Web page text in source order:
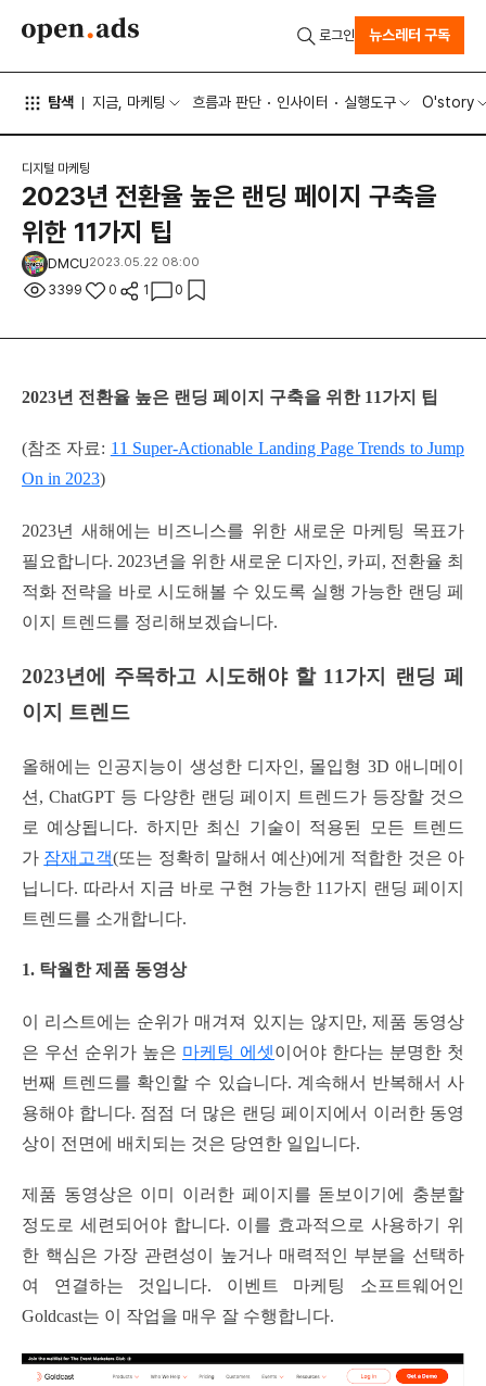
탐색 지금, 마케팅 흐름과 판단 인사이터 실행도구 O'story
로그인 뉴스레터 구독
디지털 마케팅
2023년 전환율 높은 랜딩 페이지 구축을
위한 11가지 팁
DMCU2023.05.22 08:00
3399 0 1 0
2023년 전환율 높은 랜딩 페이지 구축을 위한 11가지 팁
(참조 자료: 11 Super-Actionable Landing Page Trends to Jump
On in 2023)
2023년 새해에는 비즈니스를 위한 새로운 마케팅 목표가
필요합니다. 2023년을 위한 새로운 디자인, 카피, 전환율 최
적화 전략을 바로 시도해볼 수 있도록 실행 가능한 랜딩 페
이지 트렌드를 정리해보겠습니다.
2023년에 주목하고 시도해야 할 11가지 랜딩 페
이지 트렌드
올해에는 인공지능이 생성한 디자인, 몰입형 3D 애니메이
션, ChatGPT 등 다양한 랜딩 페이지 트렌드가 등장할 것으
로 예상됩니다. 하지만 최신 기술이 적용된 모든 트렌드
가 잠재고객(또는 정확히 말해서 예산)에게 적합한 것은 아
닙니다. 따라서 지금 바로 구현 가능한 11가지 랜딩 페이지
트렌드를 소개합니다.
1. 탁월한 제품 동영상
이 리스트에는 순위가 매겨져 있지는 않지만, 제품 동영상
은 우선 순위가 높은 마케팅 에셋이어야 한다는 분명한 첫
번째 트렌드를 확인할 수 있습니다. 계속해서 반복해서 사
용해야 합니다. 점점 더 많은 랜딩 페이지에서 이러한 동영
상이 전면에 배치되는 것은 당연한 일입니다.
제품 동영상은 이미 이러한 페이지를 돋보이기에 충분할
정도로 세련되어야 합니다. 이를 효과적으로 사용하기 위
한 핵심은 가장 관련성이 높거나 매력적인 부분을 선택하
여 연결하는 것입니다. 이벤트 마케팅 소프트웨어인
Goldcast는 이 작업을 매우 잘 수행합니다.